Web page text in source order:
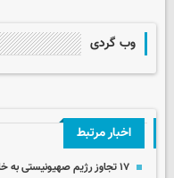
وب گردی
اخبار مرتبط
۱۷ تجاوز رژیم صهیونیستی به خاک سوریه در ۴۸ ساعت گذشته